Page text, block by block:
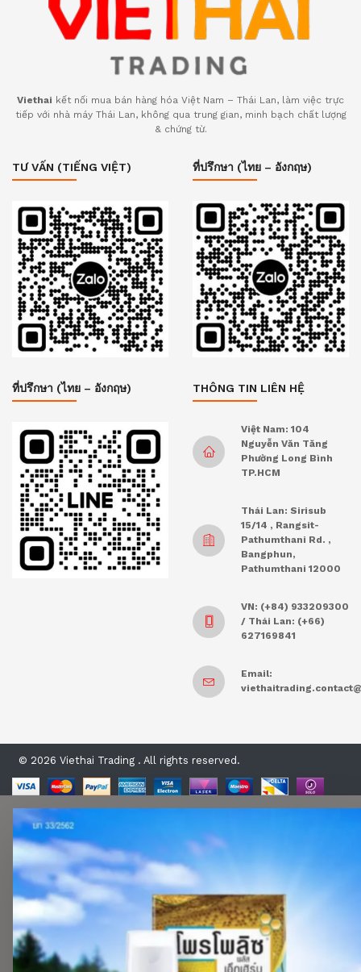
Viethai kết nối mua bán hàng hóa Việt Nam – Thái Lan, làm việc trực
tiếp với nhà máy Thái Lan, không qua trung gian, minh bạch chất lượng
& chứng từ.
TƯ VẤN (TIẾNG VIỆT) ที่ปรึกษา (ไทย – อังกฤษ)
ที่ปรึกษา (ไทย – อังกฤษ) THÔNG TIN LIÊN HỆ
Việt Nam: 104
Nguyễn Văn Tăng
Phường Long Bình
TP.HCM
Thái Lan: Sirisub
15/14 , Rangsit-
Pathumthani Rd. ,
Bangphun,
Pathumthani 12000
VN: (+84) 933209300
/ Thái Lan: (+66)
627169841
Email:
© 2026 Viethai Trading . All rights reserved.